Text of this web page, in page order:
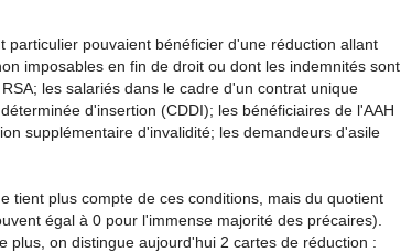
particulier pouvaient bénéficier d'une réduction allant
imposables en fin de droit ou dont les indemnités sont
les salariés dans le cadre d'un contrat unique
d'insertion (CDDI); les bénéficiaires de l'AAH
supplémentaire d'invalidité; les demandeurs d'asile
tient plus compte de ces conditions, mais du quotient
égal à 0 pour l'immense majorité des précaires).
plus, on distingue aujourd'hui 2 cartes de réduction :